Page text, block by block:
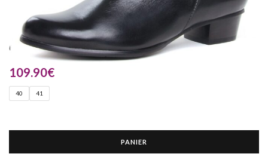
109.90€
40 41
PANIER